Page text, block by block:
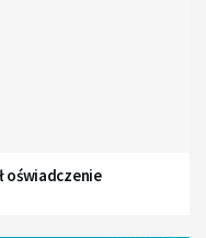
oświadczenie